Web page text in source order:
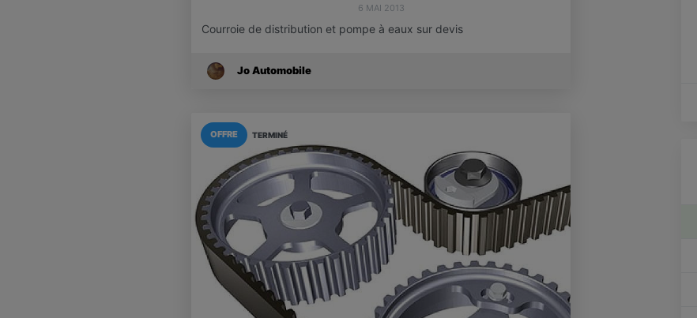
6 MAI 2013
Courroie de distribution et pompe à eaux sur devis
Jo Automobile
TERMINÉ
OFFRE